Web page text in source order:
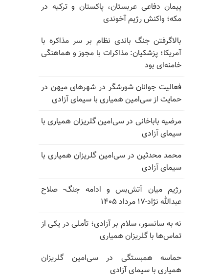
پیمان دفاعی عربستان، پاکستان و ترکیه در
مکه؛ واکنش رژیم آخوندی
بالا‌گرفتن جنگ باندی نظام بر سر مذاکره با
آمریکا؛ پزشکیان: مذاکرات با مجوز و هماهنگی
خامنه‌ای بود
فعالیت جوانان شورشگر در شهرهای میهن در
حمایت از سی‌امین همیاری با سیمای آزادی
مرضیه باباخانی در سی‌امین گلریزان همیاری با
سیمای آزادی
محمد محدثین در سی‌امین گلریزان همیاری با
سیمای آزادی
رژیم میان آتش‌بس و ادامه جنگ- صلاح
عبدالله نژاد-۱۷ مرداد ۱۴۰۵
نه به سانسور، سلام بر آزادی؛ تأملی در یکی از
تماس‌ها با گلریزان همیاری
حماسه همبستگی در سی‌امین گلریزان
همیاری با سیمای آزادی